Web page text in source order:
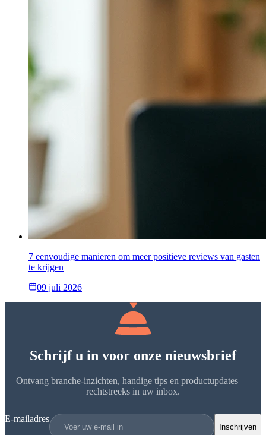
7 eenvoudige manieren om meer positieve reviews van gasten
te krijgen
09 juli 2026
Schrijf u in voor onze nieuwsbrief
Ontvang branche-inzichten, handige tips en productupdates —
rechtstreeks in uw inbox.
E-mailadres
Inschrijven